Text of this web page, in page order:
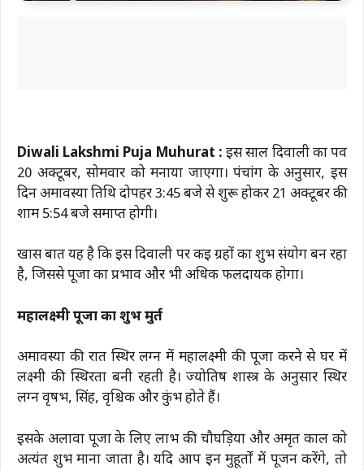
Diwali Lakshmi Puja Muhurat :इस साल दिवाली का पर्व
20 अक्टूबर, सोमवार को मनाया जाएगा। पंचांग के अनुसार, इस
दिन अमावस्या तिथि दोपहर 3:45 बजे से शुरू होकर 21 अक्टूबर की
शाम 5:54 बजे समाप्त होगी।
खास बात यह है कि इस दिवाली पर कई ग्रहों का शुभ संयोग बन रहा
है, जिससे पूजा का प्रभाव और भी अधिक फलदायक होगा।
महालक्ष्मी पूजा का शुभ मुहूर्त
अमावस्या की रात स्थिर लग्न में महालक्ष्मी की पूजा करने से घर में
लक्ष्मी की स्थिरता बनी रहती है। ज्योतिष शास्त्र के अनुसार स्थिर
लग्न वृषभ, सिंह, वृश्चिक और कुंभ होते हैं।
इसके अलावा पूजा के लिए लाभ की चौघड़िया और अमृत काल को
अत्यंत शुभ माना जाता है। यदि आप इन मुहूर्तों में पूजन करेंगे, तो